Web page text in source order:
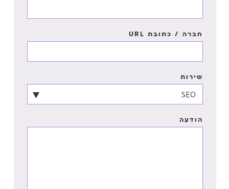
חברה / כתובת URL
שירות
הודעה